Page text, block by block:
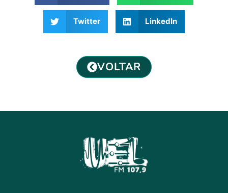
Twitter LinkedIn
VOLTAR